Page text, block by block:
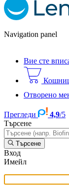
Navigation panel
Вие сте
Отворено
Прегледи 4,9/5
Търсене
Търсене
Вход
Имейл